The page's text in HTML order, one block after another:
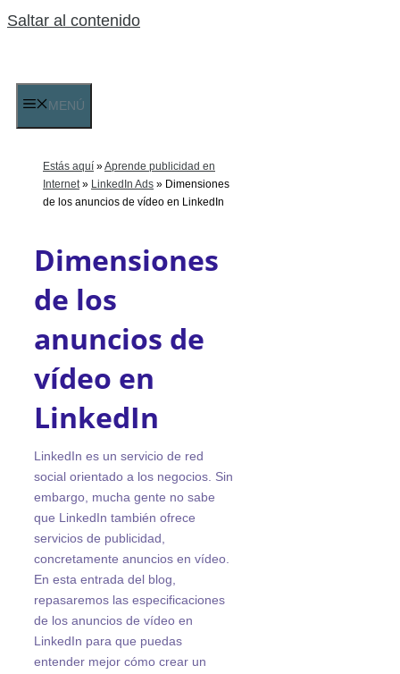
Saltar al contenido
MENÚ
Estás aquí »Aprende publicidad en
Internet» LinkedIn Ads » Dimensiones
de los anuncios de vídeo en LinkedIn
Dimensiones
de los
anuncios de
vídeo en
LinkedIn
LinkedIn es un servicio de red
social orientado a los negocios. Sin
embargo, mucha gente no sabe
que LinkedIn también ofrece
servicios de publicidad,
concretamente anuncios en vídeo.
En esta entrada del blog,
repasaremos las especificaciones
de los anuncios de vídeo en
LinkedIn para que puedas
entender mejor cómo crear un